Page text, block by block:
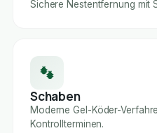
Sichere Nestentfernung mit
Schaben
Moderne Gel-Köder-
Kontrollterminen.